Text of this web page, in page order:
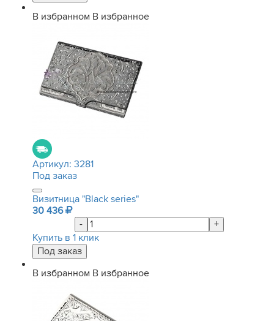
В избранном В избранное
Артикул: 3281
Под заказ
Визитница "Black series"
30 436
-
+
Купить в 1 клик
В избранном В избранное